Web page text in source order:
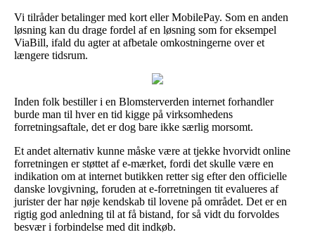
Vi tilråder betalinger med kort eller MobilePay. Som en anden
løsning kan du drage fordel af en løsning som for eksempel
ViaBill, ifald du agter at afbetale omkostningerne over et
længere tidsrum.
Inden folk bestiller i en Blomsterverden internet forhandler
burde man til hver en tid kigge på virksomhedens
forretningsaftale, det er dog bare ikke særlig morsomt.
Et andet alternativ kunne måske være at tjekke hvorvidt online
forretningen er støttet af e-mærket, fordi det skulle være en
indikation om at internet butikken retter sig efter den officielle
danske lovgivning, foruden at e-forretningen tit evalueres af
jurister der har nøje kendskab til lovene på området. Det er en
rigtig god anledning til at få bistand, for så vidt du forvoldes
besvær i forbindelse med dit indkøb.